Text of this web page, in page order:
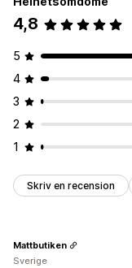
4,8
5
4
3
2
1
Skriv en recension
Mattbutiken
Sverige